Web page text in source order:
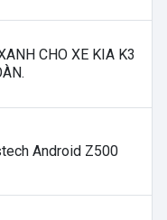
CHO XE KIA K3
Android Z500